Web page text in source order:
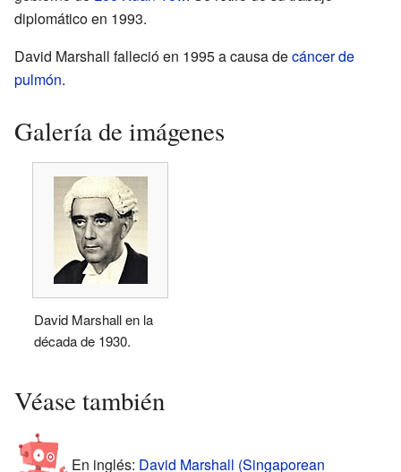
diplomático en 1993.
David Marshall falleció en 1995 a causa decáncer de
pulmón.
Galería de imágenes
David Marshall en la
década de 1930.
Véase también
En inglés: David Marshall (Singaporean